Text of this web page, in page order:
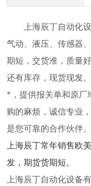
上海辰丁自动化
气动、液压、传感器
期短 ，交货准 ， 质量好
还有库存 ，现货现发
*，提供报关单和原厂
购的麻烦，诚信专业
是您可靠的合作伙伴。
上海辰丁常年销售欧
发，期货货期短。
上海辰丁自动化设备